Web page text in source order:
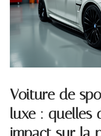
Voiture de
luxe : quelles